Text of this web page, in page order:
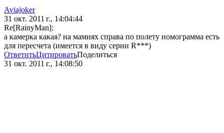
Aviajoker
31 окт. 2011 г., 14:04:44
Re[RainyMan]:
а камерка какая? на мамиях справа по полету номограмма есть
для пересчета (имеется в виду серии R***)
ОтветитьЦитироватьПоделиться
31 окт. 2011 г., 14:08:50